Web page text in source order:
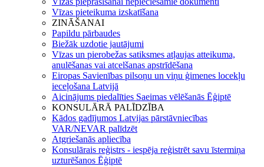
Vīzas pieteikuma izskatīšana
ZINĀŠANAI
Papildu pārbaudes
Biežāk uzdotie jautājumi
Vīzas un pierobežas satiksmes atļaujas atteikuma,
anulēšanas vai atcelšanas apstrīdēšana
Eiropas Savienības pilsoņu un viņu ģimenes locekļu
ieceļošana Latvijā
Aicinājums piedalīties Saeimas vēlēšanās Ēģiptē
KONSULĀRĀ PALĪDZĪBA
Kādos gadījumos Latvijas pārstāvniecības
VAR/NEVAR palīdzēt
Atgriešanās apliecība
Konsulārais reģistrs - iespēja reģistrēt savu īstermiņa
uzturēšanos Ēģiptē